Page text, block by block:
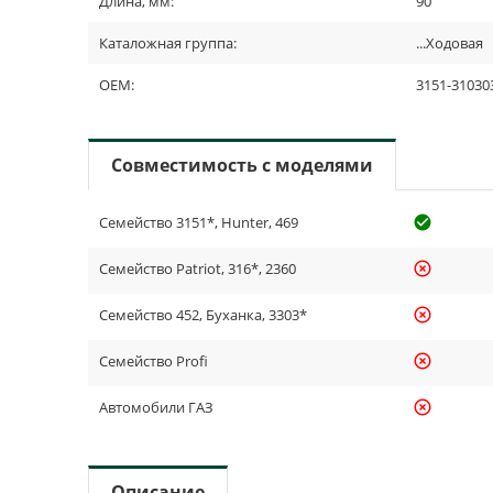
Каталожная группа: ...Ходовая
OEM: 3151-
Совместимость с моделями
Семейство 3151*, Hunter, 469
Семейство Patriot, 316*, 2360 highlight_off
Семейство 452, Буханка, 3303* highlight_off
Семейство Profi highlight_off
Автомобили ГАЗ highlight_off